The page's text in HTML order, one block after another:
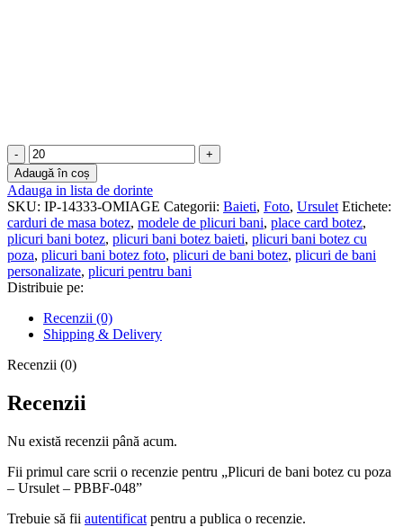
Cantitate
Plicuri
de
bani
botez
cu
poza
-
Ursulet
-
PBBF-
048
Adaugă în coș
Adauga in lista de dorinte
SKU: IP-14333-OMIAGE Categorii: Baieti, Foto, Ursulet Etichete:
carduri de masa botez, modele de plicuri bani, place card botez,
plicuri bani botez, plicuri bani botez baieti, plicuri bani botez cu
poza, plicuri bani botez foto, plicuri de bani botez, plicuri de bani
personalizate, plicuri pentru bani
Distribuie pe:
Recenzii (0)
Shipping & Delivery
Recenzii (0)
Recenzii
Nu există recenzii până acum.
Fii primul care scrii o recenzie pentru „Plicuri de bani botez cu poza
– Ursulet – PBBF-048”
Trebuie să fii autentificat pentru a publica o recenzie.